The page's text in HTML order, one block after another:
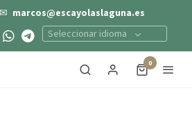
marcos@escayolaslaguna.es
Seleccionar idioma
0